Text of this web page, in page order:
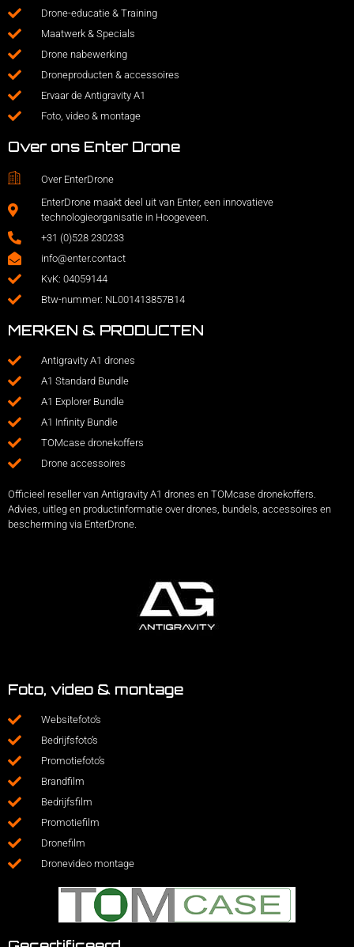
Drone-educatie & Training
Maatwerk & Specials
Drone nabewerking
Droneproducten & accessoires
Ervaar de Antigravity A1
Foto, video & montage
Over ons Enter Drone
Over EnterDrone
EnterDrone maakt deel uit van Enter, een innovatieve
technologieorganisatie in Hoogeveen.
+31 (0)528 230233
info@enter.contact
KvK: 04059144
Btw-nummer: NL001413857B14
MERKEN & PRODUCTEN
Antigravity A1 drones
A1 Standard Bundle
A1 Explorer Bundle
A1 Infinity Bundle
TOMcase dronekoffers
Drone accessoires
Officieel reseller van Antigravity A1 drones en TOMcase dronekoffers.
Advies, uitleg en productinformatie over drones, bundels, accessoires en
bescherming via EnterDrone.
Foto, video & montage
Websitefoto’s
Bedrijfsfoto’s
Promotiefoto’s
Brandfilm
Bedrijfsfilm
Promotiefilm
Dronefilm
Dronevideo montage